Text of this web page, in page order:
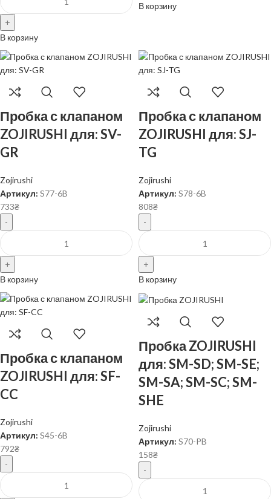
В корзину
В корзину
Пробка с клапаном
ZOJIRUSHI для: SV-
GR
Zojirushi
Артикул: S77-6B
733₴
В корзину
Пробка с клапаном
ZOJIRUSHI для: SJ-
TG
Zojirushi
Артикул: S78-6B
808₴
В корзину
Пробка с клапаном
ZOJIRUSHI для: SF-
CC
Zojirushi
Артикул: S45-6B
792₴
Пробка ZOJIRUSHI
для: SM-SD; SM-SE;
SM-SA; SM-SC; SM-
SHE
Zojirushi
Артикул: S70-PB
158₴